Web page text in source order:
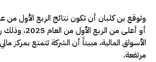
أو أعلى من الربع
الأسواق المالية، مبيناً أن الشركة تتمتع بمركز
مرتفعة.